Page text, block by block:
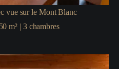
vue sur le Mont Blanc
50 m² | 3 chambres